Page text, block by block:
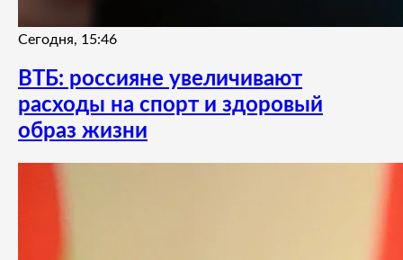
Сегодня, 15:46
ВТБ: россияне увеличивают
расходы на спорт и здоровый
образ жизни